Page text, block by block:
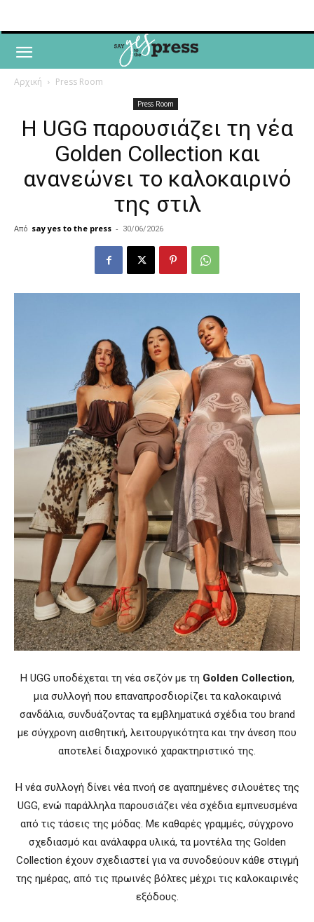
Αρχική Press Room
Press Room
Η UGG παρουσιάζει τη νέα
Golden Collection και
ανανεώνει το καλοκαιρινό
της στιλ
Από say yes to the press - 30/06/2026
Η UGG υποδέχεται τη νέα σεζόν με τη Golden Collection,
μια συλλογή που επαναπροσδιορίζει τα καλοκαιρινά
σανδάλια, συνδυάζοντας τα εμβληματικά σχέδια του brand
με σύγχρονη αισθητική, λειτουργικότητα και την άνεση που
αποτελεί διαχρονικό χαρακτηριστικό της.
Η νέα συλλογή δίνει νέα πνοή σε αγαπημένες σιλουέτες της
UGG, ενώ παράλληλα παρουσιάζει νέα σχέδια εμπνευσμένα
από τις τάσεις της μόδας. Με καθαρές γραμμές, σύγχρονο
σχεδιασμό και ανάλαφρα υλικά, τα μοντέλα της Golden
Collection έχουν σχεδιαστεί για να συνοδεύουν κάθε στιγμή
της ημέρας, από τις πρωινές βόλτες μέχρι τις καλοκαιρινές
εξόδους.